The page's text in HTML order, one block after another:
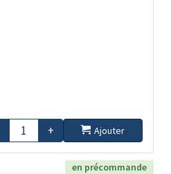
+ Ajouter
en précommande